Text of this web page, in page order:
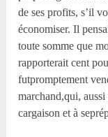
de ses profits, s’il
économiser. Il
toute somme que
rapporterait cent
futpromptement
marchand,qui,
cargaison et à